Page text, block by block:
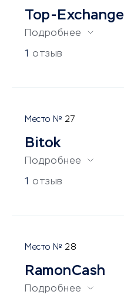
Top-Exchange
Подробнее
1 отзыв
27
Bitok
Подробнее
1 отзыв
28
RamonCash
Подробнее